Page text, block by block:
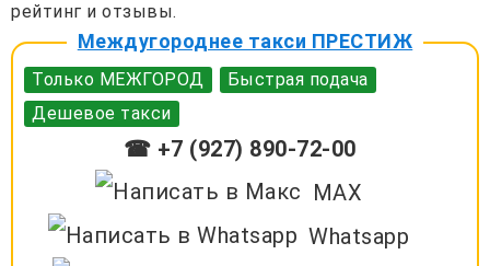
рейтинг и отзывы.
Междугороднее такси ПРЕСТИЖ
Только МЕЖГОРОД
Быстрая подача
Дешевое такси
☎ +7 (927) 890-72-00
MAX
Whatsapp